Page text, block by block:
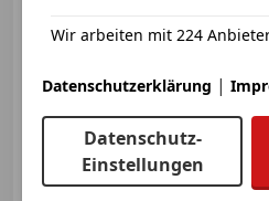
Wir arbeiten mit 224
Datenschutzerklärung |
Datenschutz-
Einstellungen